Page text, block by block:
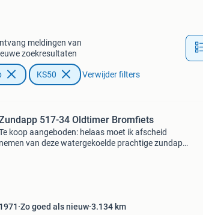
meldingen van
zoekresultaten
KS50 Verwijder filters
517-34 Oldtimer Bromfiets
koop aangeboden: helaas moet ik afscheid
nemen van deze watergekoelde prachtige zundapp
1971 Zo goed als nieuw 3.134 km